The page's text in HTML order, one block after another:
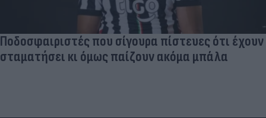
Ποδοσφαιριστές που σίγουρα πίστευες ότι έχουν
σταματήσει κι όμως παίζουν ακόμα μπάλα